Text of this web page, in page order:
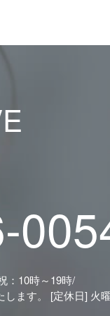
：10時～19時/
ます。 [定休日] 火